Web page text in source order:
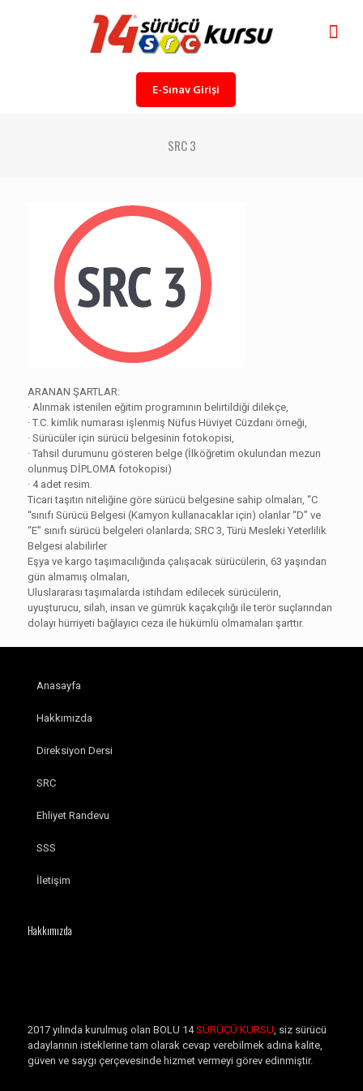
E-Sınav Girişi
SRC 3
ARANAN ŞARTLAR:
· Alınmak istenilen eğitim programının belirtildiği dilekçe,
· T.C. kimlik numarası işlenmiş Nüfus Hüviyet Cüzdanı örneği,
· Sürücüler için sürücü belgesinin fotokopisi,
· Tahsil durumunu gösteren belge (İlköğretim okulundan mezun
olunmuş DİPLOMA fotokopisi)
· 4 adet resim.
Ticari taşıtın niteliğine göre sürücü belgesine sahip olmaları, “C
“sınıfı Sürücü Belgesi (Kamyon kullanacaklar için) olanlar “D” ve
“E” sınıfı sürücü belgeleri olanlarda; SRC 3, Türü Mesleki Yeterlilik
Belgesi alabilirler
Eşya ve kargo taşımacılığında çalışacak sürücülerin, 63 yaşından
gün almamış olmaları,
Uluslararası taşımalarda istihdam edilecek sürücülerin,
uyuşturucu, silah, insan ve gümrük kaçakçılığı ile terör suçlarından
dolayı hürriyeti bağlayıcı ceza ile hükümlü olmamaları şarttır.
Anasayfa
Hakkımızda
Direksiyon Dersi
SRC
Ehliyet Randevu
SSS
İletişim
Hakkımızda
2017 yılında kurulmuş olan BOLU 14SÜRÜCÜ KURSU, siz sürücü
adaylarının isteklerine tam olarak cevap verebilmek adına kalite,
güven ve saygı çerçevesinde hizmet vermeyi görev edinmiştir.